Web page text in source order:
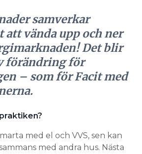
samverkar
att vända upp och ner
Det blir
förändring för
– som för Facit med
med el och VVS, sen kan
med andra hus. Nästa